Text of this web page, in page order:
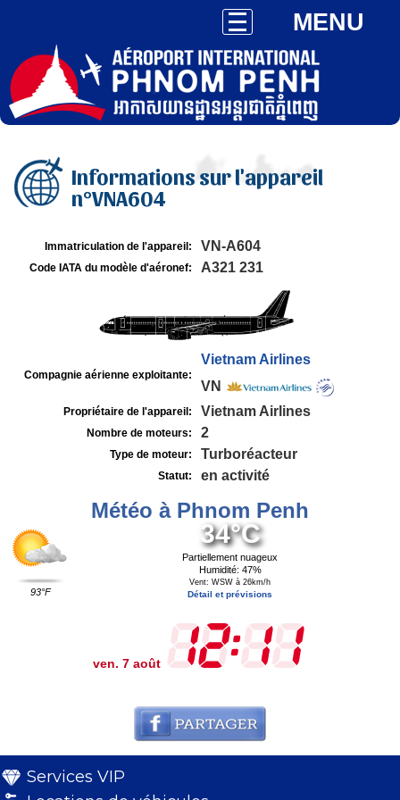
MENU
Informations sur l'appareil
n°VNA604
Immatriculation de l'appareil: VN-A604
Code IATA du modèle d'aéronef: A321 231
Compagnie aérienne exploitante:
Vietnam Airlines
VN
Propriétaire de l'appareil: Vietnam Airlines
Nombre de moteurs: 2
Type de moteur: Turboréacteur
Statut: en activité
Météo à Phnom Penh
93°F
34°C
Partiellement nuageux
Humidité: 47%
Vent: WSW à 26km/h
Détail et prévisions
ven. 7 août
Services VIP